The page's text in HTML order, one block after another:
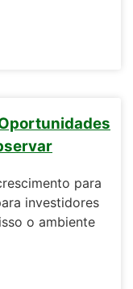
para
investidores
o ambiente